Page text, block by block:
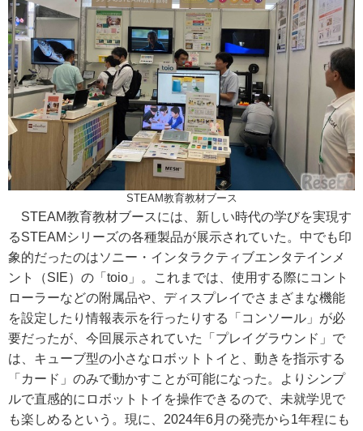
STEAM教育教材ブース
STEAM教育教材ブースには、新しい時代の学びを実現す
るSTEAMシリーズの各種製品が展示されていた。中でも印
象的だったのはソニー・インタラクティブエンタテインメ
ント（SIE）の「toio」。これまでは、使用する際にコント
ローラーなどの附属品や、ディスプレイでさまざまな機能
を設定したり情報表示を行ったりする「コンソール」が必
要だったが、今回展示されていた「プレイグラウンド」で
は、キューブ型の小さなロボットトイと、動きを指示する
「カード」のみで動かすことが可能になった。よりシンプ
ルで直感的にロボットトイを操作できるので、未就学児で
も楽しめるという。現に、2024年6月の発売から1年程にも